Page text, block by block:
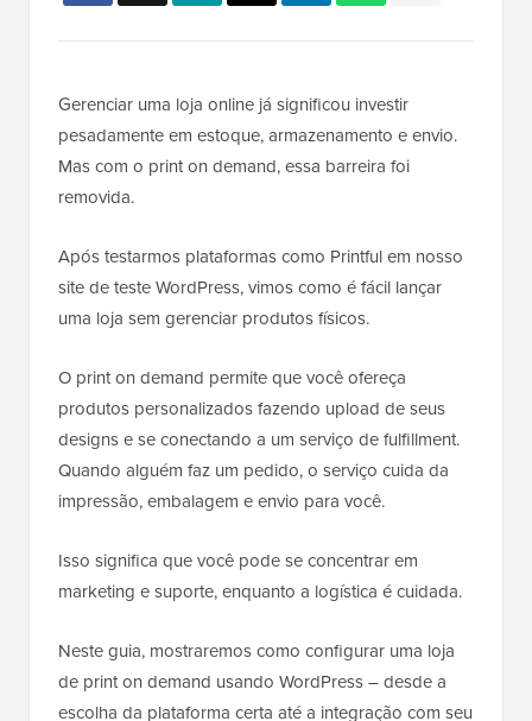
Gerenciar uma loja online já significou investir
pesadamente em estoque, armazenamento e envio.
Mas com o print on demand, essa barreira foi
removida.
Após testarmos plataformas como Printful em nosso
site de teste WordPress, vimos como é fácil lançar
uma loja sem gerenciar produtos físicos.
O print on demand permite que você ofereça
produtos personalizados fazendo upload de seus
designs e se conectando a um serviço de fulfillment.
Quando alguém faz um pedido, o serviço cuida da
impressão, embalagem e envio para você.
Isso significa que você pode se concentrar em
marketing e suporte, enquanto a logística é cuidada.
Neste guia, mostraremos como configurar uma loja
de print on demand usando WordPress – desde a
escolha da plataforma certa até a integração com seu